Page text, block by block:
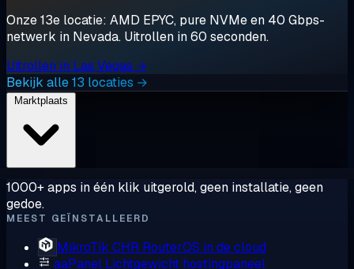
Onze 13e locatie: AMD EPYC, pure NVMe en 40 Gbps-
netwerk in Nevada. Uitrollen in 60 seconden.
Uitrollen in Las Vegas →
Bekijk alle 13 locaties →
1000+ apps in één klik uitgerold, geen installatie, geen
gedoe.
MEEST GEÏNSTALLEERD
MikroTik CHR RouterOS in de cloud
aaPanel Lichtgewicht hostingpaneel